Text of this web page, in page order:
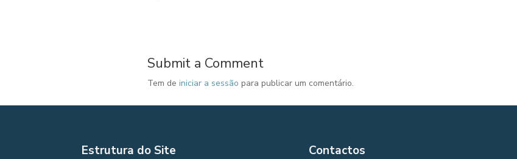
Submit a Comment
Tem de iniciar a sessão para publicar um comentário.
Estrutura do Site Contactos